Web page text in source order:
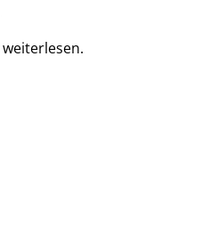
weiterlesen.